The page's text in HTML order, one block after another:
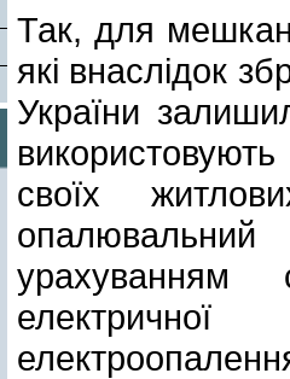
Так, для
які внаслідок
України
своїх
урахуванням